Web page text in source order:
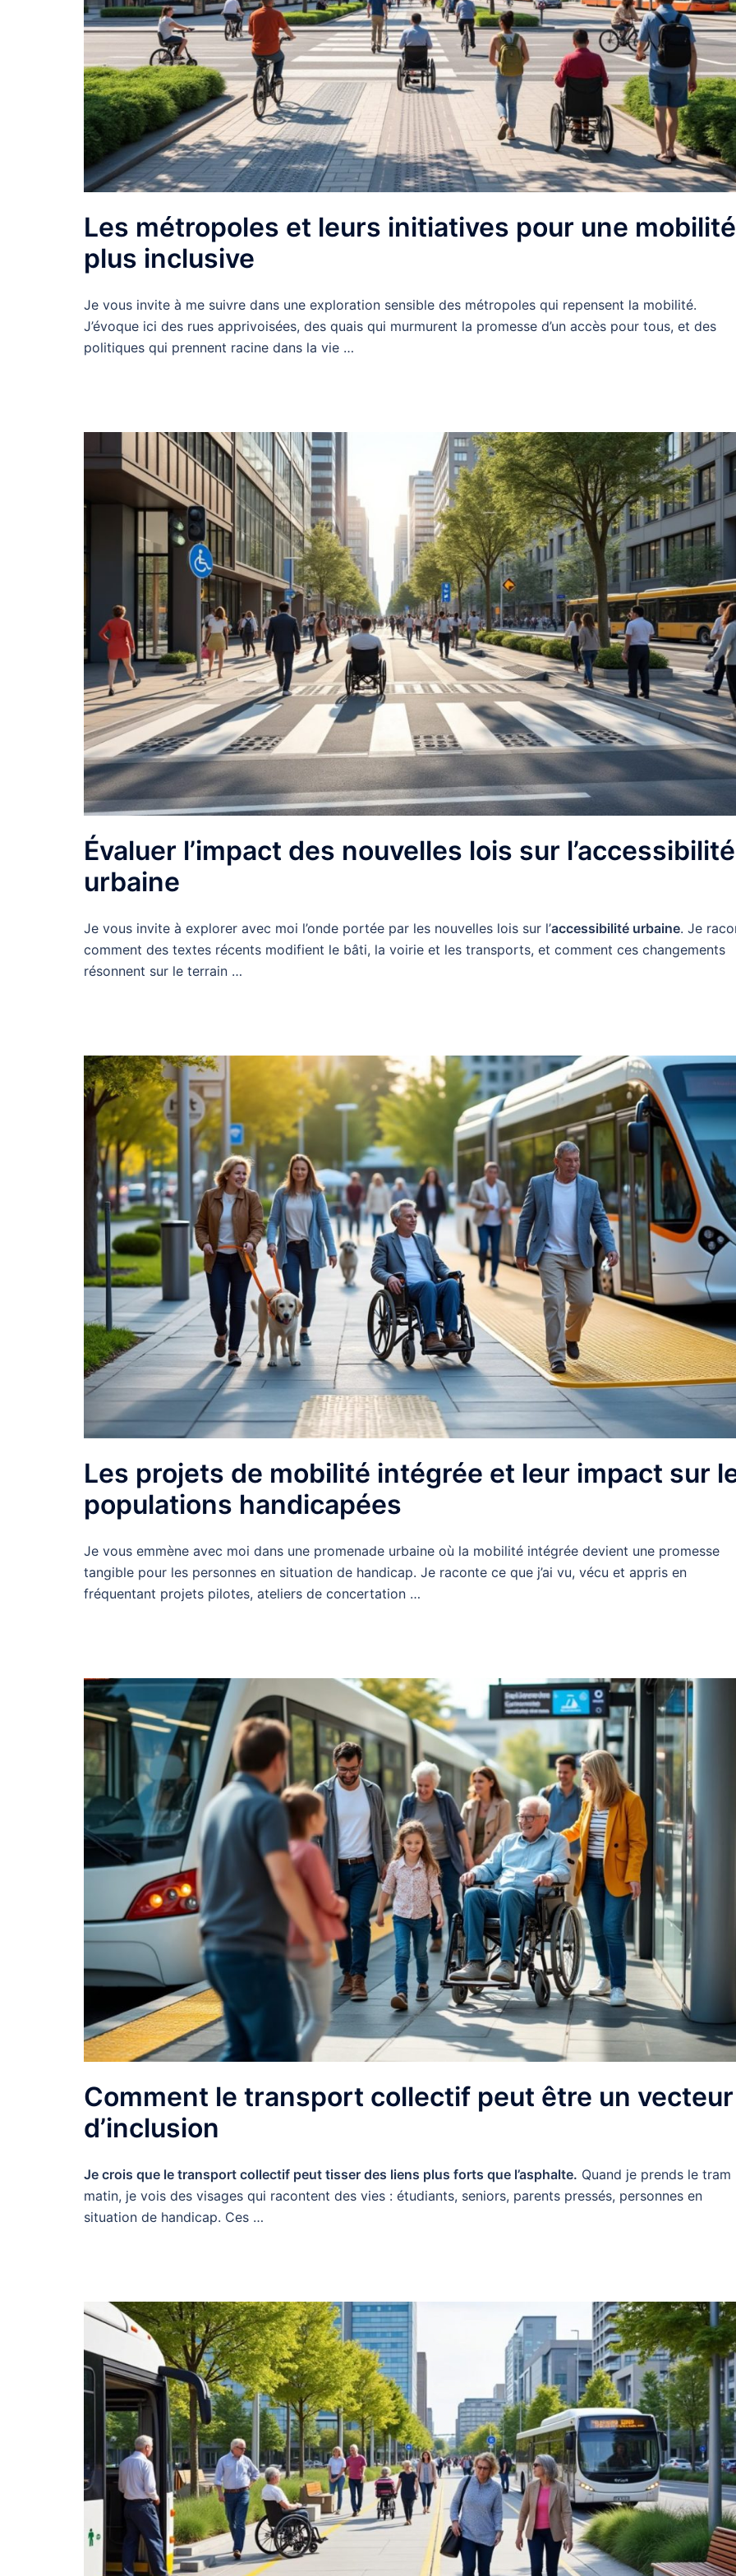
Les métropoles et leurs initiatives pour une mobilité
plus inclusive
Je vous invite à me suivre dans une exploration sensible des métropoles qui repensent la mobilité.
J’évoque ici des rues apprivoisées, des quais qui murmurent la promesse d’un accès pour tous, et des
politiques qui prennent racine dans la vie …
Évaluer l’impact des nouvelles lois sur l’accessibilité
urbaine
Je vous invite à explorer avec moi l’onde portée par les nouvelles lois sur l’accessibilité urbaine. Je
comment des textes récents modifient le bâti, la voirie et les transports, et comment ces changements
résonnent sur le terrain …
Les projets de mobilité intégrée et leur impact sur
populations handicapées
Je vous emmène avec moi dans une promenade urbaine où la mobilité intégrée devient une promesse
tangible pour les personnes en situation de handicap. Je raconte ce que j’ai vu, vécu et appris en
fréquentant projets pilotes, ateliers de concertation …
Comment le transport collectif peut être un vecteur
d’inclusion
Je crois que le transport collectif peut tisser des liens plus forts que l’asphalte. Quand je prends le tram
matin, je vois des visages qui racontent des vies : étudiants, seniors, parents pressés, personnes en
situation de handicap. Ces …